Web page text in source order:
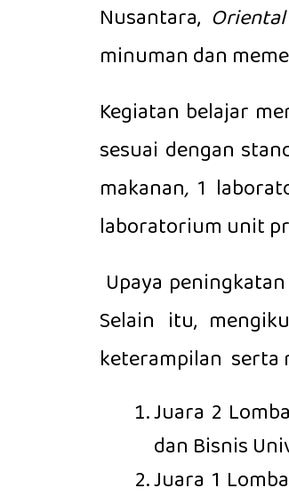
Nusantara,
minuman dan
Kegiatan belajar
sesuai dengan
makanan,1
laboratorium unit
Upaya
Selain itu,
keterampilan serta
Juara 2
dan Bisnis
Juara 1